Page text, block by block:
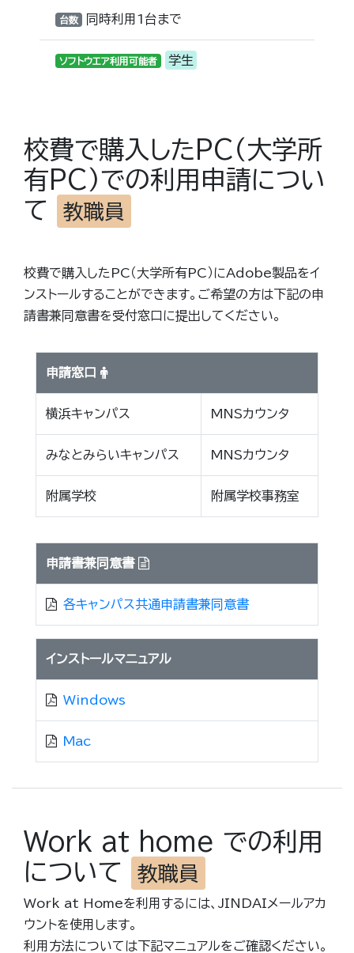
台数 同時利用1台まで
ソフトウエア利用可能者 学生
校費で購入したPC（大学所
有PC）での利用申請につい
て
教職員
校費で購入したPC（大学所有PC）にAdobe製品をイ
ンストールすることができます。ご希望の方は下記の申
請書兼同意書を受付窓口に提出してください。
申請窓口
横浜キャンパス MNSカウンタ
みなとみらいキャンパス MNSカウンタ
附属学校 附属学校事務室
申請書兼同意書
各キャンパス共通申請書兼同意書
インストールマニュアル
Windows
Mac
Work at home での利用
について
教職員
Work at Homeを利用するには、JINDAIメールアカ
ウントを使用します。
利用方法については下記マニュアルをご確認ください。